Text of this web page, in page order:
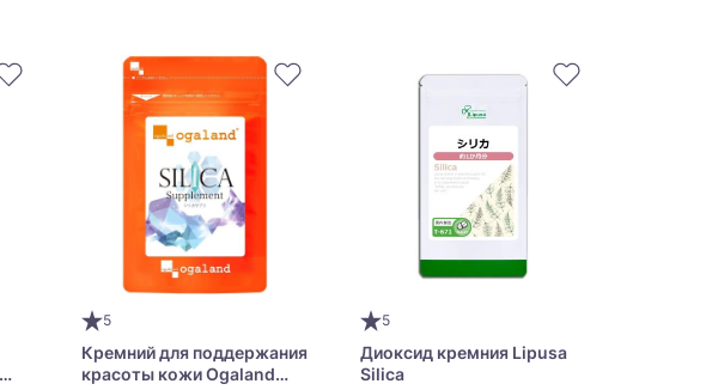
5
Кремний для поддержания
красоты кожи Ogaland
5
Диоксид кремния Lipusa
Silica